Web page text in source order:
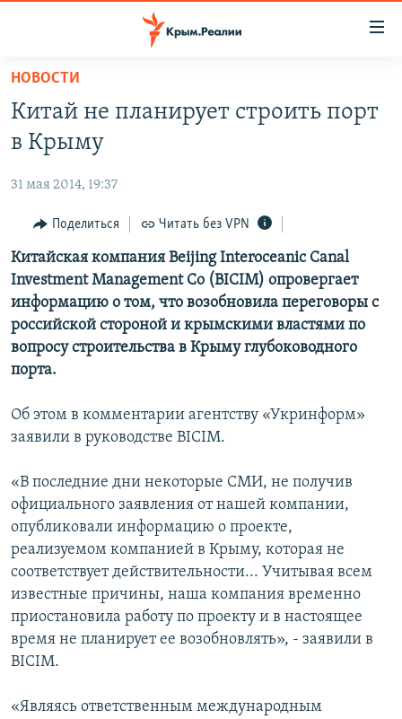
Вернуться
основному
содержанию
Вернутся
навигации
Вернутся
поиску
КАРТА ВОЕННЫХ ОБЪЕКТОВ КРЫМА
11 ЛЕТ ОККУПАЦИИ КРЫМА. 11 ИСТОРИЙ СОПРОТИВЛЕНИЯ
ВОДА
ИСТОРИЯ
ЕЩЕ
ИНТЕРАКТИВ
ТЕЛЕПРОЕКТ КРЫМ.РЕАЛИИ
СОВЕТЫ ПРАВОЗАЩИТНИКОВ
ПОБЕДИТЕЛЕЙ НЕ СУДЯТ?
ELIFBE
УКРАИНСКАЯ ПРОБЛЕМА КРЫМА
РАДІО СВОБОДА
КАК ОБОЙТИ БЛОКИРОВКУ
Qırımtatar
ПРИСОЕДИНЯЙТЕСЬ!
Все сайты RFE/RL
НОВОСТИ
Китай не планирует строить порт
в Крыму
31 мая 2014, 19:37
Поделиться Читать без VPN
Китайская компания Beijing Interoceanic Canal
Investment Management Co (BICIM) опровергает
информацию о том, что возобновила переговоры с
российской стороной и крымскими властями по
вопросу строительства в Крыму глубоководного
порта.
Об этом в комментарии агентству «Укринформ»
заявили в руководстве BICIM.
«В последние дни некоторые СМИ, не получив
официального заявления от нашей компании,
опубликовали информацию о проекте,
реализуемом компанией в Крыму, которая не
соответствует действительности... Учитывая всем
известные причины, наша компания временно
приостановила работу по проекту и в настоящее
время не планирует ее возобновлять», - заявили в
BICIM.
«Являясь ответственным международным